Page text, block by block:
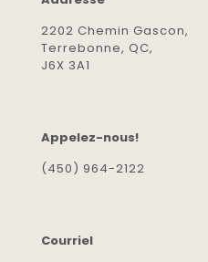
2202 Chemin Gascon,
Terrebonne, QC,
J6X 3A1
Appelez-nous!
(450) 964-2122
Courriel